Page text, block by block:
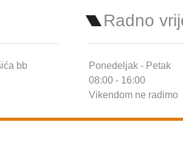
bb
Radno
Ponedeljak - Petak
08:00 - 16:00
Vikendom ne radimo